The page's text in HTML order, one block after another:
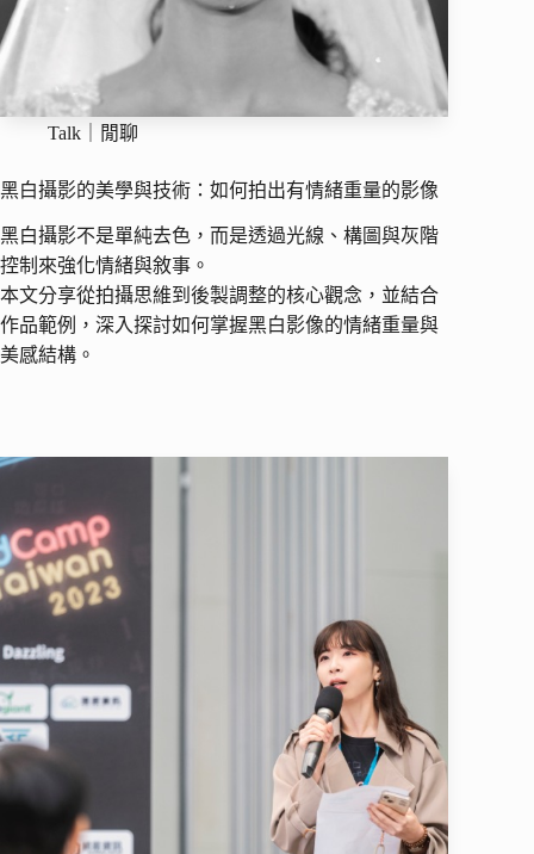
Talk｜閒聊
黑白攝影的美學與技術：如何拍出有情緒重量的影像
黑白攝影不是單純去色，而是透過光線、構圖與灰階
控制來強化情緒與敘事。
本文分享從拍攝思維到後製調整的核心觀念，並結合
作品範例，深入探討如何掌握黑白影像的情緒重量與
美感結構。